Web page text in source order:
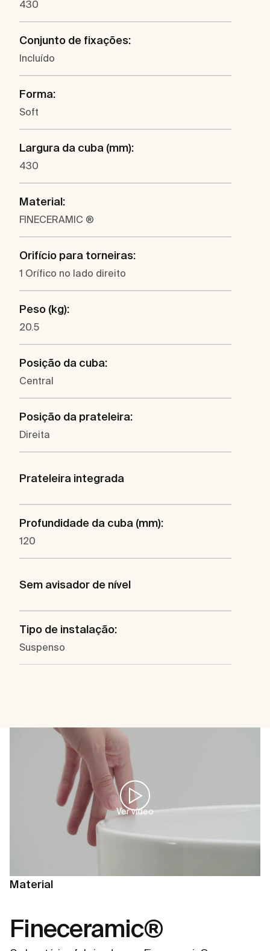
430
Conjunto de fixações:
Incluído
Forma:
Soft
Largura da cuba (mm):
430
Material:
FINECERAMIC ®
Orifício para torneiras:
1 Orífico no lado direito
Peso (kg):
20.5
Posição da cuba:
Central
Posição da prateleira:
Direita
Prateleira integrada
Profundidade da cuba (mm):
120
Sem avisador de nível
Tipo de instalação:
Suspenso
Ver vídeo
Material
Fineceramic®